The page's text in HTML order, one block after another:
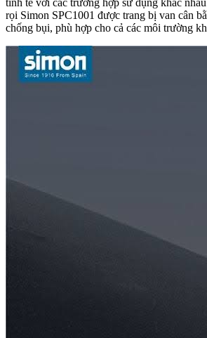
rọi Simon SPC1001 được trang bị van cân
chống bụi, phù hợp cho cả các môi trường